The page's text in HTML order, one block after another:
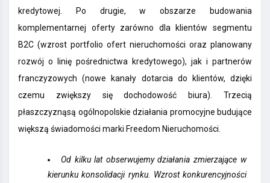
kredytowej. Po drugie, w obszarze budowania
komplementarnej oferty zarówno dla klientów segmentu
B2C (wzrost portfolio ofert nieruchomości oraz planowany
rozwój o linię pośrednictwa kredytowego), jak i partnerów
franczyzowych (nowe kanały dotarcia do klientów, dzięki
czemu zwiększy się dochodowość biura). Trzecią
płaszczyznąsą ogólnopolskie działania promocyjne budujące
większą świadomości marki Freedom Nieruchomości.
Od kilku lat obserwujemy działania zmierzające w
kierunku konsolidacji rynku. Wzrost konkurencyjności